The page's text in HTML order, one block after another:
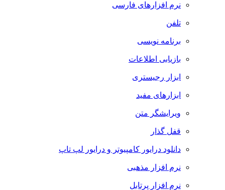
نرم افزارهای فارسی
تلفن
برنامه نویسی
بازیابی اطلاعات
ابزار رجیستری
ابزارهای مفید
ویرایشگر متن
قفل گذار
دانلود درایور کامپیوتر و درایور لپ تاپ
نرم افزار مذهبی
نرم افزار پرتابل